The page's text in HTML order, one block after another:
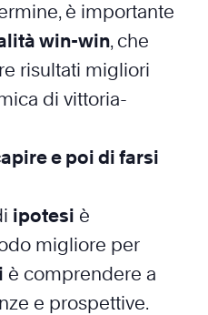
è importante
win-win, che
risultati migliori
di vittoria-
e poi di farsi
ipotesi è
migliore per
è comprendere a
e prospettive.